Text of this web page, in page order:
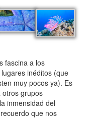
fascina a los
inéditos (que
muy pocos ya). Es
otros grupos
inmensidad del
que nos